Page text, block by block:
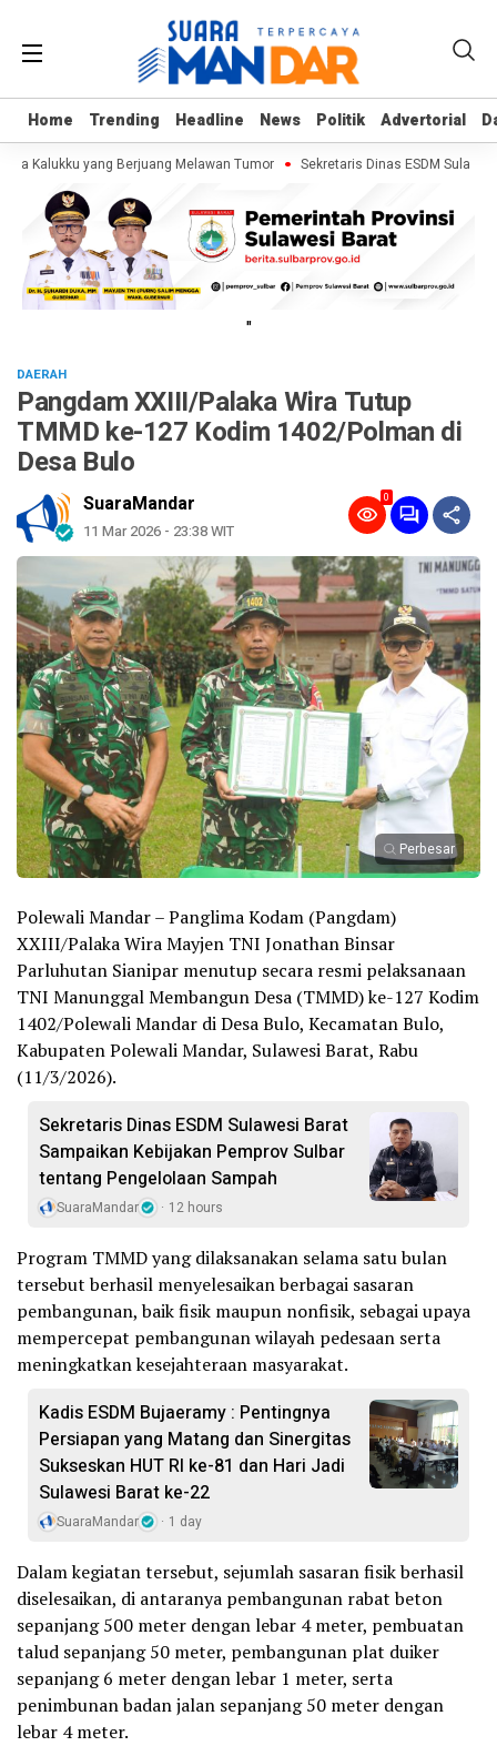
Home Trending Headline News Politik Advertorial
Home Trending Headline News Politik Advertorial
Kalukku yang Berjuang Melawan Tumor Sekretaris Dinas ESDM Sulawesi
"
DAERAH
Pangdam XXIII/Palaka Wira Tutup
TMMD ke-127 Kodim 1402/Polman di
Desa Bulo
SuaraMandar
11 Mar 2026 - 23:38 WIT
0
Perbesar
Polewali Mandar – Panglima Kodam (Pangdam)
XXIII/Palaka Wira Mayjen TNI Jonathan Binsar
Parluhutan Sianipar menutup secara resmi pelaksanaan
TNI Manunggal Membangun Desa (TMMD) ke-127 Kodim
1402/Polewali Mandar di Desa Bulo, Kecamatan Bulo,
Kabupaten Polewali Mandar, Sulawesi Barat, Rabu
(11/3/2026).
Sekretaris Dinas ESDM Sulawesi Barat
Sampaikan Kebijakan Pemprov Sulbar
tentang Pengelolaan Sampah
SuaraMandar 12 hours
Program TMMD yang dilaksanakan selama satu bulan
tersebut berhasil menyelesaikan berbagai sasaran
pembangunan, baik fisik maupun nonfisik, sebagai upaya
mempercepat pembangunan wilayah pedesaan serta
meningkatkan kesejahteraan masyarakat.
Kadis ESDM Bujaeramy : Pentingnya
Persiapan yang Matang dan Sinergitas
Sukseskan HUT RI ke-81 dan Hari Jadi
Sulawesi Barat ke-22
SuaraMandar 1 day
Dalam kegiatan tersebut, sejumlah sasaran fisik berhasil
diselesaikan, di antaranya pembangunan rabat beton
sepanjang 500 meter dengan lebar 4 meter, pembuatan
talud sepanjang 50 meter, pembangunan plat duiker
sepanjang 6 meter dengan lebar 1 meter, serta
penimbunan badan jalan sepanjang 50 meter dengan
lebar 4 meter.